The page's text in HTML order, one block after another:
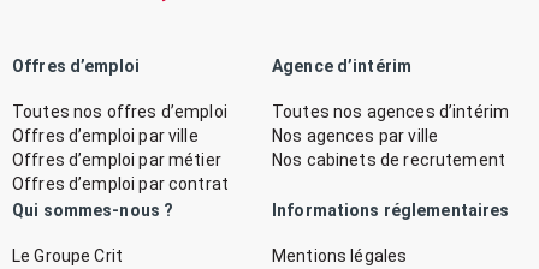
Offres d’emploi
Toutes nos offres d’emploi
Offres d’emploi par ville
Offres d’emploi par métier
Offres d’emploi par contrat
Agence d’intérim
Toutes nos agences d’intérim
Nos agences par ville
Nos cabinets de recrutement
Qui sommes-nous ?
Le Groupe Crit
Informations réglementaires
Mentions légales